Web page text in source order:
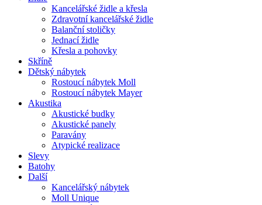
Kancelářské židle a křesla
Zdravotní kancelářské židle
Balanční stoličky
Jednací židle
Křesla a pohovky
Skříně
Dětský nábytek
Rostoucí nábytek Moll
Rostoucí nábytek Mayer
Akustika
Akustické budky
Akustické panely
Paravány
Atypické realizace
Slevy
Batohy
Další
Kancelářský nábytek
Moll Unique